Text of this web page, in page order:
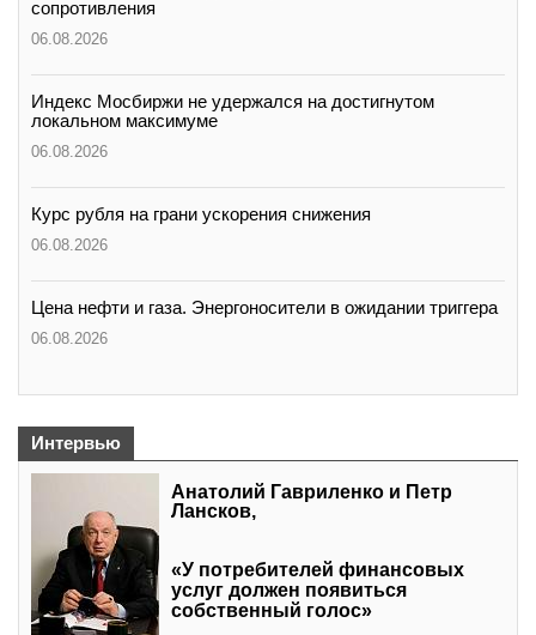
сопротивления
06.08.2026
Индекс Мосбиржи не удержался на достигнутом
локальном максимуме
06.08.2026
Курс рубля на грани ускорения снижения
06.08.2026
Цена нефти и газа. Энергоносители в ожидании триггера
06.08.2026
Интервью
Анатолий Гавриленко и Петр
Лансков,
«У потребителей финансовых
услуг должен появиться
собственный голос»